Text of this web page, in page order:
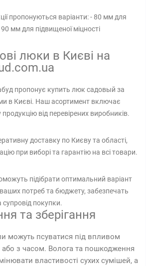
пропонуються варіанти: - 80 мм для
мм для підвищеної міцності
люки в Києві на
пропонує купить люк садовый за
в Києві. Наш асортимент включає
від перевірених виробників.
доставку по Києву та області,
при виборі та гарантію на всі товари.
підібрати оптимальний варіант
потреб та бюджету, забезпечать
супровід покупки.
та зберігання
можуть псуватися під впливом
або з часом. Волога та пошкодження
властивості сухих сумішей, а